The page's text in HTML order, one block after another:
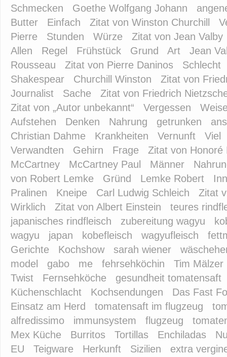
Schmecken
Goethe Wolfgang Johann
Butter
Einfach Zitat von Winston Churchill
Pierre
Stunden Würze
Zitat von Jean Valby
Allen
Regel Frühstück Grund Art
Jean
Rousseau
Zitat von Pierre Daninos
Schlecht
Shakespear
Churchill Winston
Zitat von
Journalist
Sache
Zitat von Friedrich
Zitat von „Autor unbekannt“
Vergessen
Aufstehen
Denken Nahrung getrunken
Christian Dahme
Krankheiten Vernunft
Viel
Verwandten
Gehirn Frage
Zitat von Honoré
McCartney
McCartney Paul Männer
von Robert Lemke
Gründ Lemke Robert
Pralinen
Kneipe Carl Ludwig Schleich
Zitat
Wirklich
Zitat von Albert Einstein
teures
japanisches rindfleisch
zubereitung wagyu
wagyu
japan kobefleisch wagyufleisch
Gerichte
Kochshow sarah wiener
model
gabo me fehrsehköchin
Tim Mälzer
Twist
Fernsehköche
gesundheit tomatensaft
Küchenschlacht
Kochsendungen
Das Fast
Einsatz am Herd
tomatensaft im flugzeug
alfredissimo
immunsystem flugzeug
Mex Küche
Burritos Tortillas Enchiladas
EU
Teigware Herkunft Sizilien
extra